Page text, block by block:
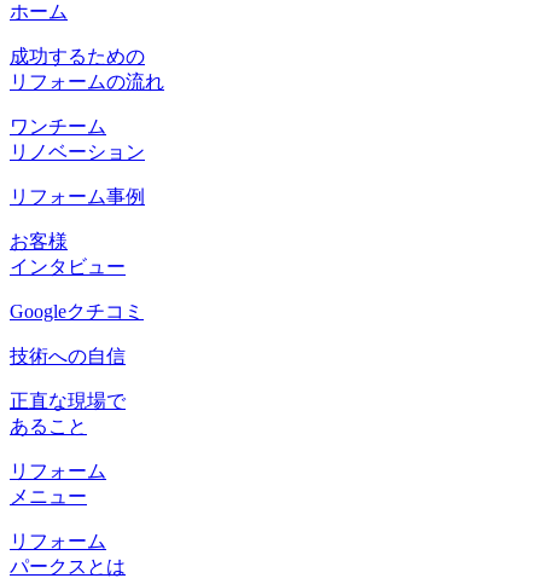
ホーム
成功するための
リフォームの流れ
ワンチーム
リノベーション
リフォーム事例
お客様
インタビュー
Googleクチコミ
技術への自信
正直な現場で
あること
リフォーム
メニュー
リフォーム
パークスとは